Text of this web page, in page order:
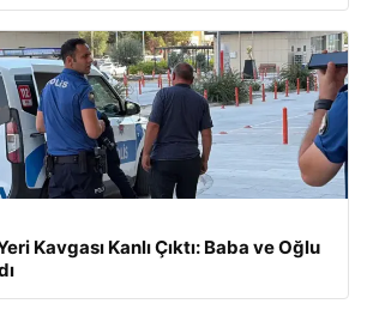
Kavgası Kanlı Çıktı: Baba ve Oğlu